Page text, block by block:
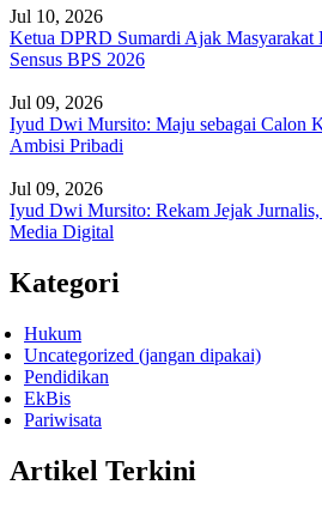
Jul 10, 2026
Ketua DPRD Sumardi Ajak Masyarakat
Sensus BPS 2026
Jul 09, 2026
Iyud Dwi Mursito: Maju sebagai Calon
Ambisi Pribadi
Jul 09, 2026
Iyud Dwi Mursito: Rekam Jejak
Media Digital
Kategori
Hukum
Uncategorized (jangan dipakai)
Pendidikan
EkBis
Pariwisata
Artikel Terkini